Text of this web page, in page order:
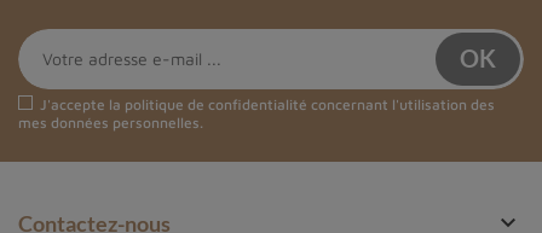
J'accepte la politique de confidentialité concernant l'utilisation des
mes données personnelles.
Contactez-nous 